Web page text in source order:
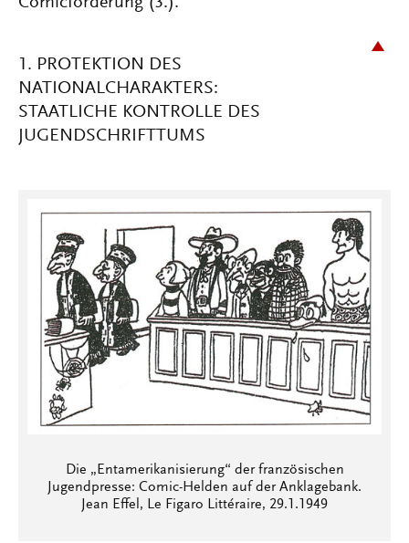
1. PROTEKTION DES
NATIONALCHARAKTERS:
STAATLICHE KONTROLLE DES
JUGENDSCHRIFTTUMS
Die „Entamerikanisierung“ der französischen
Jugendpresse: Comic-Helden auf der Anklagebank.
Jean Effel, Le Figaro Littéraire, 29.1.1949